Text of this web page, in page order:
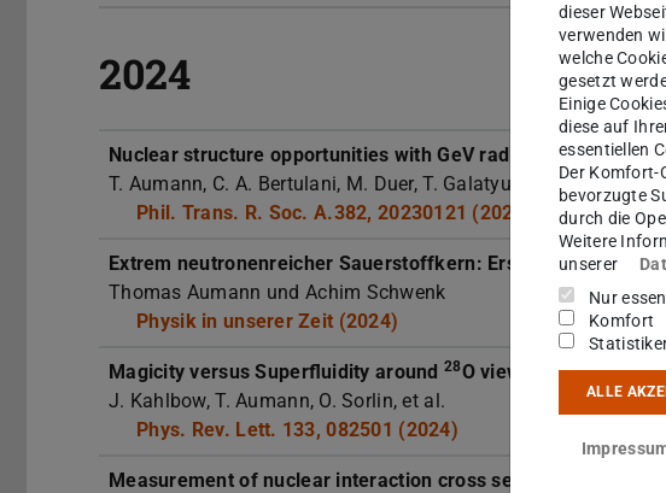
2024
Nuclear structure opportunities with GeV radioactive beams
T. Aumann, C. A. Bertulani, M. Duer, T. Galatyuk, A. Obertelli,
Phil. Trans. R. Soc. A.382, 20230121 (2024)
Extrem neutronenreicher Sauerstoffkern: Erstmalige
Thomas Aumann und Achim Schwenk
Physik in unserer Zeit (2024)
Magicity versus Superfluidity around 28O viewed from the
J. Kahlbow, T. Aumann, O. Sorlin, et al.
Phys. Rev. Lett. 133, 082501 (2024)
Measurement of nuclear interaction cross sections towards
dieser
verwenden
welche
gesetzt
Einige
diese auf
essentiellen
Der Komfort-
bevorzugte
durch die
Weitere
unserer
Nur
Komfort
ALLE